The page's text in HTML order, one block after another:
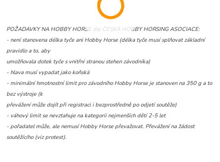
POŽADAVKY NA HOBBY HORSE dle ČESKÁ HOBBY HORSING ASOCIACE:
- není stanovena délka tyče ani Hobby Horse (délka tyče musí splňovat základní
pravidlo a to, aby
umožňovala dotek tyče s vnitřní stranou stehen závodníka)
- hlava musí vypadat jako koňská
- minimální hmotnostní limit pro závodního Hobby Horse je stanoven na 350 g a to
bez výstroje (k
převážení může dojít při registraci i bezprostředně po odjetí soutěže)
- váhový limit se nevztahuje na kategorii nejmenších dětí 2-5 let
- pořadatel může, ale nemusí Hobby Horse převažovat. Převážení na žádost
soutěžícího (viz protest).